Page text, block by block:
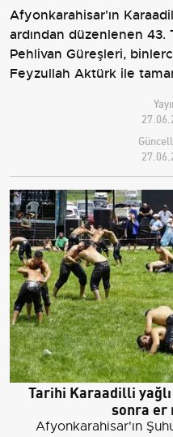
Afyonkarahisar'ın
ardından düzenlenen 43.
Pehlivan Güreşleri,
Feyzullah Aktürk ile
Tarihi Karaadilli
sonra er
Afyonkarahisar'ın